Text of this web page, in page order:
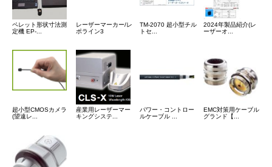
ペレット形状寸法測
定機 EP-...
レーザーマーカー/レ
ポライン3
TM-2070 超小型チル
トセ...
2024年製品紹介(レ
ーザーオ...
超小型CMOSカメラ
(望遠レ...
産業用レーザーマー
キングシステ...
パワー・コントロー
ルケーブル ...
EMC対策用ケーブル
グランド【...